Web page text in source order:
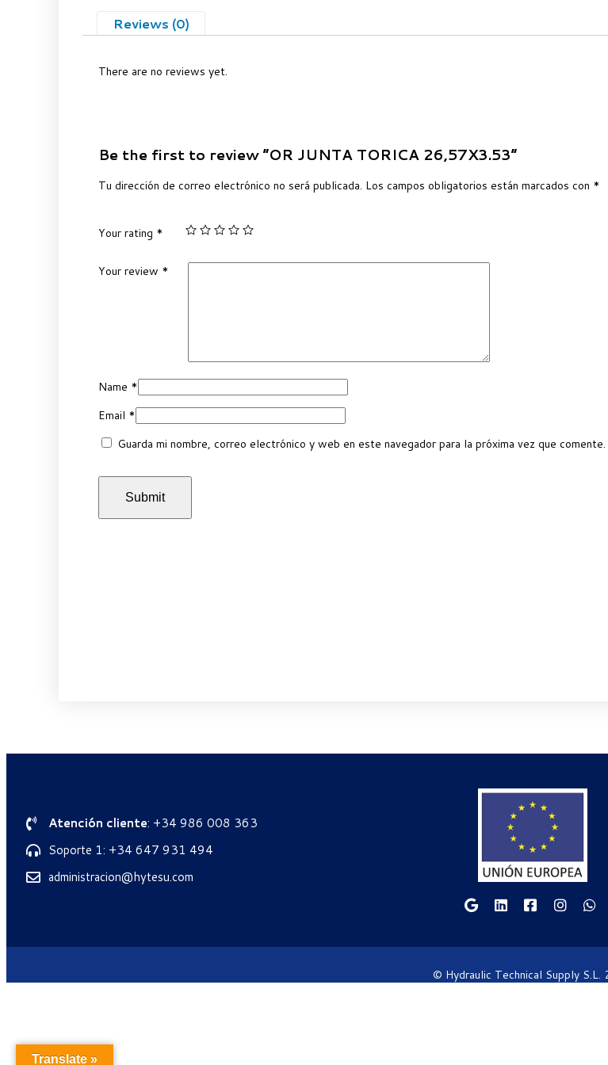
Reviews (0)
There are no reviews yet.
Be the first to review “OR JUNTA TORICA 26,57X3.53”
Tu dirección de correo electrónico no será publicada. Los campos obligatorios están marcados con *
Your rating *
Your review *
Name *
Email *
Guarda mi nombre, correo electrónico y web en este navegador para la próxima vez que comente.
Atención cliente: +34 986 008 363
Soporte 1: +34 647 931 494
administracion@hytesu.com
© Hydraulic Technical Supply S.L.
Translate »